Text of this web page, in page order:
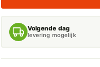
AANTAL
Volgende dag
levering mogelijk